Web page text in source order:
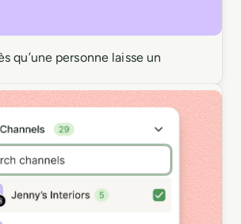
qu’une personne laisse un